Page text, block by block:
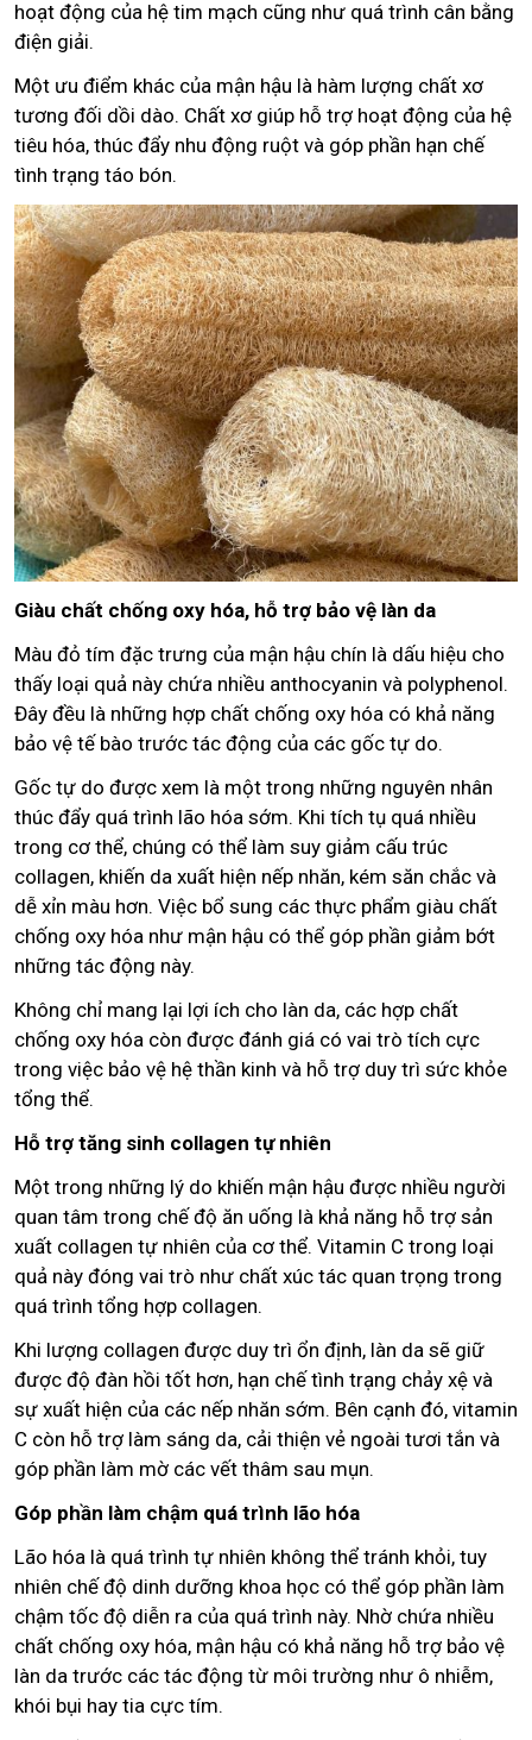
hoạt động của hệ tim mạch cũng như quá trình cân bằng
điện giải.
Một ưu điểm khác của mận hậu là hàm lượng chất xơ
tương đối dồi dào. Chất xơ giúp hỗ trợ hoạt động của hệ
tiêu hóa, thúc đẩy nhu động ruột và góp phần hạn chế
tình trạng táo bón.
Giàu chất chống oxy hóa, hỗ trợ bảo vệ làn da
Màu đỏ tím đặc trưng của mận hậu chín là dấu hiệu cho
thấy loại quả này chứa nhiều anthocyanin và polyphenol.
Đây đều là những hợp chất chống oxy hóa có khả năng
bảo vệ tế bào trước tác động của các gốc tự do.
Gốc tự do được xem là một trong những nguyên nhân
thúc đẩy quá trình lão hóa sớm. Khi tích tụ quá nhiều
trong cơ thể, chúng có thể làm suy giảm cấu trúc
collagen, khiến da xuất hiện nếp nhăn, kém săn chắc và
dễ xỉn màu hơn. Việc bổ sung các thực phẩm giàu chất
chống oxy hóa như mận hậu có thể góp phần giảm bớt
những tác động này.
Không chỉ mang lại lợi ích cho làn da, các hợp chất
chống oxy hóa còn được đánh giá có vai trò tích cực
trong việc bảo vệ hệ thần kinh và hỗ trợ duy trì sức khỏe
tổng thể.
Hỗ trợ tăng sinh collagen tự nhiên
Một trong những lý do khiến mận hậu được nhiều người
quan tâm trong chế độ ăn uống là khả năng hỗ trợ sản
xuất collagen tự nhiên của cơ thể. Vitamin C trong loại
quả này đóng vai trò như chất xúc tác quan trọng trong
quá trình tổng hợp collagen.
Khi lượng collagen được duy trì ổn định, làn da sẽ giữ
được độ đàn hồi tốt hơn, hạn chế tình trạng chảy xệ và
sự xuất hiện của các nếp nhăn sớm. Bên cạnh đó, vitamin
C còn hỗ trợ làm sáng da, cải thiện vẻ ngoài tươi tắn và
góp phần làm mờ các vết thâm sau mụn.
Góp phần làm chậm quá trình lão hóa
Lão hóa là quá trình tự nhiên không thể tránh khỏi, tuy
nhiên chế độ dinh dưỡng khoa học có thể góp phần làm
chậm tốc độ diễn ra của quá trình này. Nhờ chứa nhiều
chất chống oxy hóa, mận hậu có khả năng hỗ trợ bảo vệ
làn da trước các tác động từ môi trường như ô nhiễm,
khói bụi hay tia cực tím.